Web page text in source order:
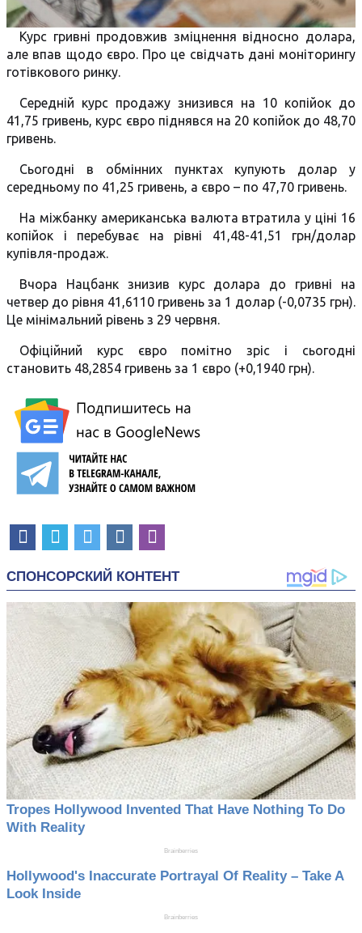
Курс гривні продовжив зміцнення відносно долара,
але впав щодо євро. Про це свідчать дані моніторингу
готівкового ринку.
Середній курс продажу знизився на 10 копійок до
41,75 гривень, курс євро піднявся на 20 копійок до 48,70
гривень.
Сьогодні в обмінних пунктах купують долар у
середньому по 41,25 гривень, а євро – по 47,70 гривень.
На міжбанку американська валюта втратила у ціні 16
копійок і перебуває на рівні 41,48-41,51 грн/долар
купівля-продаж.
Вчора Нацбанк знизив курс долара до гривні на
четвер до рівня 41,6110 гривень за 1 долар (-0,0735 грн).
Це мінімальний рівень з 29 червня.
Офіційний курс євро помітно зріс і сьогодні
становить 48,2854 гривень за 1 євро (+0,1940 грн).